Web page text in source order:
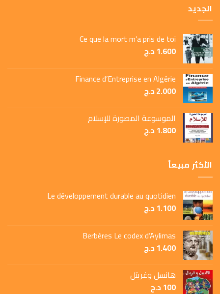
الجديد
Ce que la mort m’a pris de toi
1.600د.ج
Finance d’Entreprise en Algérie
2.000د.ج
الموسوعة المصورة للإسلام
1.800د.ج
الأكثر مبيعاً
Le développement durable au quotidien
1.100د.ج
Berbères Le codex d’Aylimas
1.400د.ج
هانسل وغريتل
100د.ج